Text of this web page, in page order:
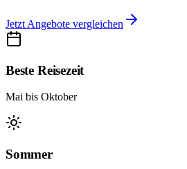
Jetzt Angebote vergleichen
Beste Reisezeit
Mai bis Oktober
Sommer